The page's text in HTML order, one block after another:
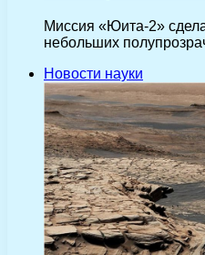
Миссия «Юита-2»
небольших
Новости науки